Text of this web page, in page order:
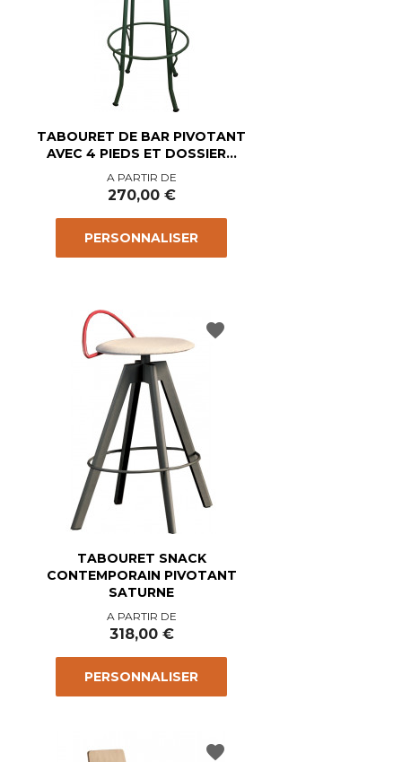
TABOURET DE BAR PIVOTANT
AVEC 4 PIEDS ET DOSSIER...
Prix
A PARTIR DE
270,00 €
PERSONNALISER
TABOURET SNACK
CONTEMPORAIN PIVOTANT
SATURNE
Prix
A PARTIR DE
318,00 €
PERSONNALISER
favorite
favorite